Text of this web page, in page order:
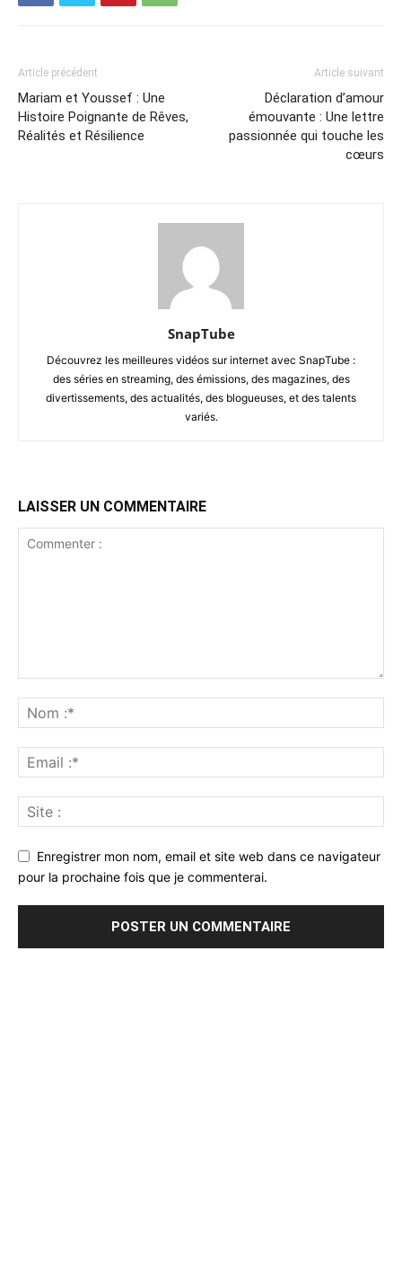
Article précédent
Mariam et Youssef : Une
Histoire Poignante de Rêves,
Réalités et Résilience
Article suivant
Déclaration d’amour
émouvante : Une lettre
passionnée qui touche les
cœurs
SnapTube
Découvrez les meilleures vidéos sur internet avec SnapTube :
des séries en streaming, des émissions, des magazines, des
divertissements, des actualités, des blogueuses, et des talents
variés.
LAISSER UN COMMENTAIRE
Enregistrer mon nom, email et site web dans ce navigateur
pour la prochaine fois que je commenterai.